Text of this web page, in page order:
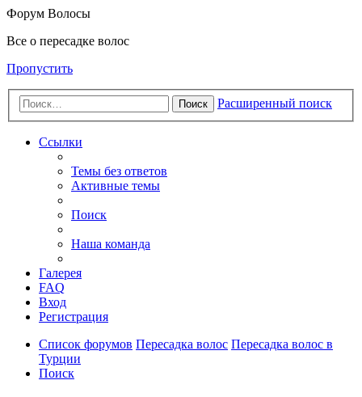
Форум Волосы
Все о пересадке волос
Пропустить
Поиск Расширенный поиск
Ссылки
Темы без ответов
Активные темы
Поиск
Наша команда
Галерея
FAQ
Вход
Регистрация
Список форумов Пересадка волос Пересадка волос в
Турции
Поиск